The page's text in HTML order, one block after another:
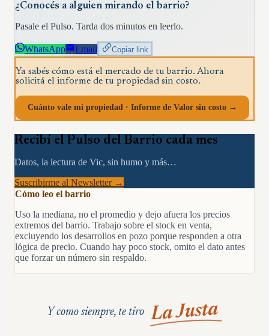
¿Conocés a alguien mirando el barrio?
Pasale el Pulso. Tarda dos minutos en leerlo.
WhatsApp Email Copiar link
Ya sabés cómo está el mercado de tu barrio. Ahora
solicitá el informe de tu propiedad sin costo.
Cuánto vale mi propiedad · Informe de Valor sin costo →
Recibí el Pulso del Barrio cada mes
Datos, la lectura de Vic, sin humo y más…
Suscribirme al Newsletter →
Cómo leo el barrio
Uso la mediana, no el promedio y dejo afuera los precios
extremos del barrio. Trabajo sobre el stock en venta,
excluyendo los desarrollos en pozo porque responden a otra
lógica de precio. Cuando hay poco stock, omito el dato antes
que forzar un número sin respaldo.
Y como siempre, te tiro La Justa